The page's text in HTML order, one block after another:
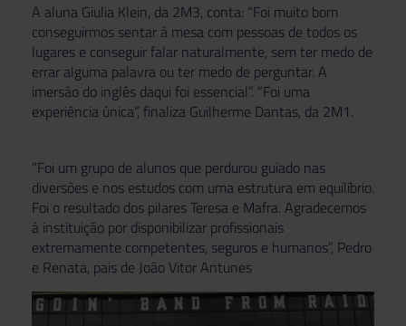
A aluna Giulia Klein, da 2M3, conta: “Foi muito bom
conseguirmos sentar à mesa com pessoas de todos os
lugares e conseguir falar naturalmente, sem ter medo de
errar alguma palavra ou ter medo de perguntar. A
imersão do inglês daqui foi essencial”. “Foi uma
experiência única”, finaliza Guilherme Dantas, da 2M1.
“Foi um grupo de alunos que perdurou guiado nas
diversões e nos estudos com uma estrutura em equilíbrio.
Foi o resultado dos pilares Teresa e Mafra. Agradecemos
à instituição por disponibilizar profissionais
extremamente competentes, seguros e humanos”, Pedro
e Renata, pais de João Vitor Antunes